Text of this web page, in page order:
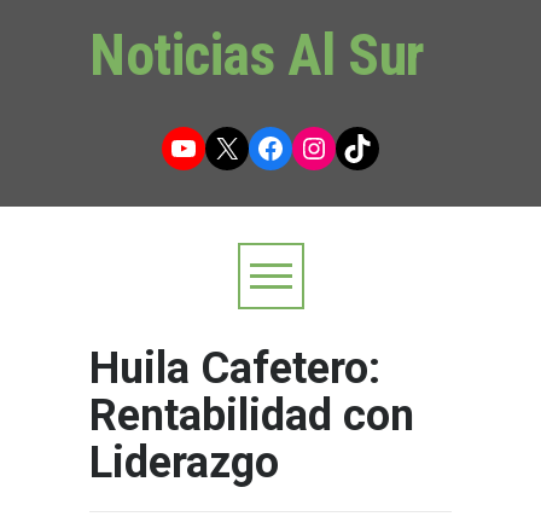
Noticias Al Sur
YouTube
X Facebook
Instagram
TikTok
Huila Cafetero:
Rentabilidad con
Liderazgo